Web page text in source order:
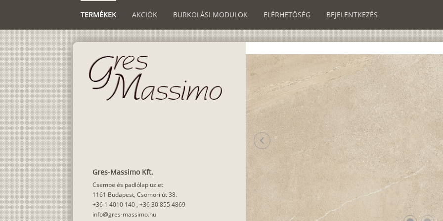
TERMÉKEK AKCIÓK BURKOLÁSI MODULOK ELÉRHETŐSÉG BEJELENTKEZÉS
Gres-Massimo Kft.
Csempe és padlólap üzlet
1161 Budapest, Csömöri út 38.
+36 1 4010 140 , +36 30 855 4869
info@gres-massimo.hu
chevron_left